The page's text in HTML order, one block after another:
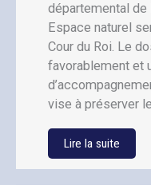
départemental de
Espace naturel
Cour du Roi. Le
favorablement et
vise à préserver
Lire la suite